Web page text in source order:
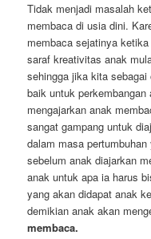
Tidak menjadi masalah
membaca di usia dini.
membaca sejatinya
saraf kreativitas anak
sehingga jika kita
baik untuk
mengajarkan anak
sangat gampang untuk
dalam masa
sebelum anak diajarkan
anak untuk apa ia harus
yang akan didapat anak
demikian anak akan
membaca.